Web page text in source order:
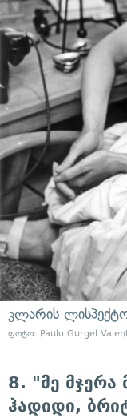
კლარის
ფოტო: Paulo Gurgel
8. "მე მჯერა
ჰადიდი,